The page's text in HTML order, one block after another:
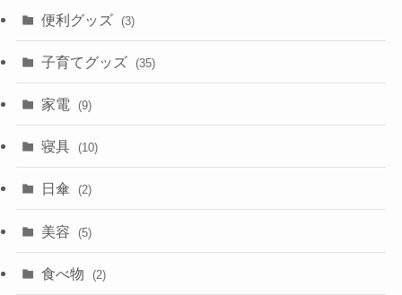
便利グッズ (3)
子育てグッズ (35)
家電 (9)
寝具 (10)
日傘 (2)
美容 (5)
食べ物 (2)